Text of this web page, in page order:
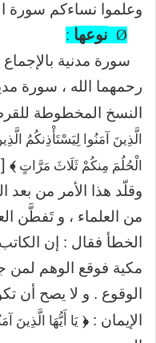
وعلموا نساءكم سورة
Ø نوعها :
سورة مدنية
رحمهما الله ، سورة
النسخ المخطوطة
الَّذِينَ آمَنُوا لِيَسْتَأْذِنكُمُ
الْحُلُمَ مِنكُمْ ثَلَاثَ مَرَّاتٍ ﴾
وقلّد هذا الأمر من
من العلماء ، و تَفطَّن
الخطأ فقال : إن
مكية فوقع الوهم لمن
الوقوع . و لا يصح أن
الإيمان : ﴿ يَا أَيُّهَا الَّذِينَ